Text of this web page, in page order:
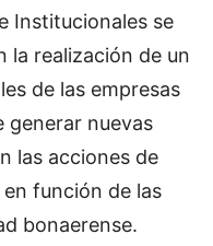
Institucionales se
la realización de un
de las empresas
generar nuevas
las acciones de
función de las
bonaerense.